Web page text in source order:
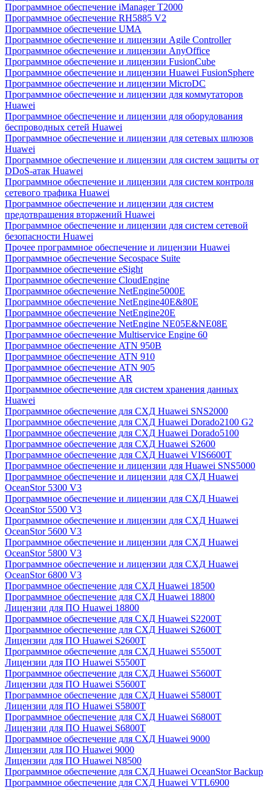
Программное обеспечение iManager T2000
Программное обеспечение RH5885 V2
Программное обеспечение UMA
Программное обеспечение и лицензии Agile Controller
Программное обеспечение и лицензии AnyOffice
Программное обеспечение и лицензии FusionCube
Программное обеспечение и лицензии Huawei FusionSphere
Программное обеспечение и лицензии MicroDC
Программное обеспечение и лицензии для коммутаторов
Huawei
Программное обеспечение и лицензии для оборудования
беспроводных сетей Huawei
Программное обеспечение и лицензии для сетевых шлюзов
Huawei
Программное обеспечение и лицензии для систем защиты от
DDoS-атак Huawei
Программное обеспечение и лицензии для систем контроля
сетевого трафика Huawei
Программное обеспечение и лицензии для систем
предотвращения вторжений Huawei
Программное обеспечение и лицензии для систем сетевой
безопасности Huawei
Прочее программное обеспечение и лицензии Huawei
Программное обеспечение Secospace Suite
Программное обеспечение eSight
Программное обеспечение CloudEngine
Программное обеспечение NetEngine5000E
Программное обеспечение NetEngine40E&80E
Программное обеспечение NetEngine20E
Программное обеспечение NetEngine NE05E&NE08E
Программное обеспечение Multiservice Engine 60
Программное обеспечение ATN 950B
Программное обеспечение ATN 910
Программное обеспечение ATN 905
Программное обеспечение AR
Программное обеспечение для систем хранения данных
Huawei
Программное обеспечение для СХД Huawei SNS2000
Программное обеспечение для СХД Huawei Dorado2100 G2
Программное обеспечение для СХД Huawei Dorado5100
Программное обеспечение для СХД Huawei S2600
Программное обеспечение для СХД Huawei VIS6600T
Программное обеспечение и лицензии для Huawei SNS5000
Программное обеспечение и лицензии для СХД Huawei
OceanStor 5300 V3
Программное обеспечение и лицензии для СХД Huawei
OceanStor 5500 V3
Программное обеспечение и лицензии для СХД Huawei
OceanStor 5600 V3
Программное обеспечение и лицензии для СХД Huawei
OceanStor 5800 V3
Программное обеспечение и лицензии для СХД Huawei
OceanStor 6800 V3
Программное обеспечение для СХД Huawei 18500
Программное обеспечение для СХД Huawei 18800
Лицензии для ПО Huawei 18800
Программное обеспечение для СХД Huawei S2200T
Программное обеспечение для СХД Huawei S2600T
Лицензии для ПО Huawei S2600T
Программное обеспечение для СХД Huawei S5500T
Лицензии для ПО Huawei S5500T
Программное обеспечение для СХД Huawei S5600T
Лицензии для ПО Huawei S5600T
Программное обеспечение для СХД Huawei S5800T
Лицензии для ПО Huawei S5800T
Программное обеспечение для СХД Huawei S6800T
Лицензии для ПО Huawei S6800T
Программное обеспечение для СХД Huawei 9000
Лицензии для ПО Huawei 9000
Лицензии для ПО Huawei N8500
Программное обеспечение для СХД Huawei OceanStor Backup
Программное обеспечение для СХД Huawei VTL6900